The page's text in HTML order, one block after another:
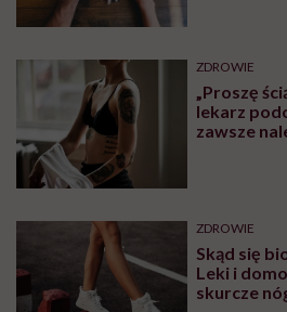
ZDROWIE
„Proszę
lekarz
zawsze
ZDROWIE
Skąd się
Leki i
skurcze